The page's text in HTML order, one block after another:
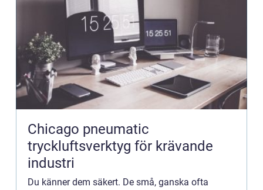
Chicago pneumatic
tryckluftsverktyg för krävande
industri
Du känner dem säkert. De små, ganska ofta